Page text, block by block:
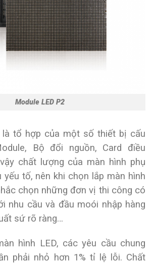
Module LED P2
tổ hợp của một số thiết bị cấu
Bộ đổi nguồn, Card điều
chất lượng của màn hình phụ
yếu tố, nên khi chọn lắp màn hình
chọn những đơn vị thi công có
nhu cầu và đầu moói nhập hàng
sứ rõ ràng…
hình LED, các yêu cầu chung
phải nhỏ hơn 1% tỉ lệ lỗi. Chất